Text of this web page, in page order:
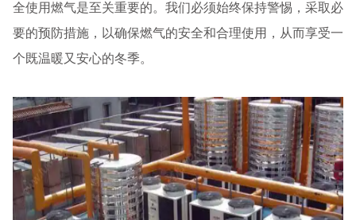
全使用燃气是至关重要的。我们必须始终保持警惕，采取必
要的预防措施，以确保燃气的安全和合理使用，从而享受一
个既温暖又安心的冬季。